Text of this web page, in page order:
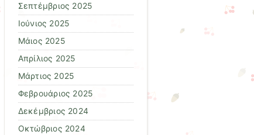
Σεπτέμβριος 2025
Ιούνιος 2025
Μάιος 2025
Απρίλιος 2025
Μάρτιος 2025
Φεβρουάριος 2025
Δεκέμβριος 2024
Οκτώβριος 2024